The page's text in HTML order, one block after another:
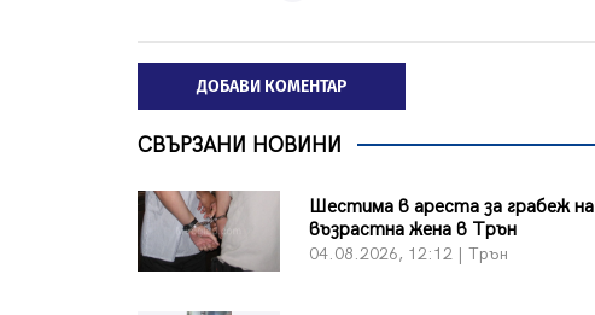
ДОБАВИ КОМЕНТАР
СВЪРЗАНИ НОВИНИ
Шестима в ареста за грабеж на
възрастна жена в Трън
04.08.2026, 12:12 | Трън